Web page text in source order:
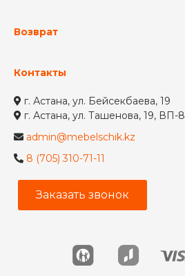
Возврат
Контакты
г. Астана, ул. Бейсекбаева, 19
г. Астана, ул. Ташенова, 19, ВП-8
admin@mebelschik.kz
8 (705) 310-71-11
Заказать звонок